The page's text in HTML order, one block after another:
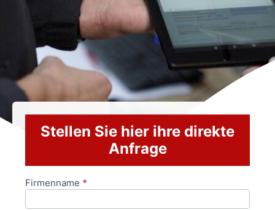
Stellen Sie hier ihre direkte
Anfrage
Anfrageformular
Firmenname *